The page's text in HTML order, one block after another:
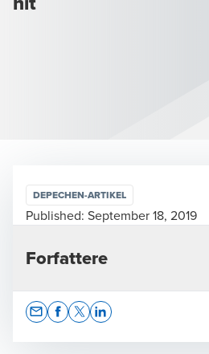
DEPECHEN-ARTIKEL
Published: September 18, 2019
Forfattere